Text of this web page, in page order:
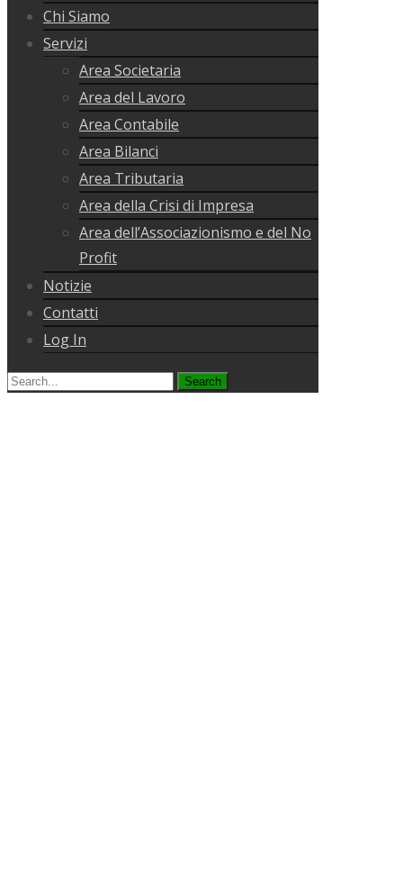
Chi Siamo
Servizi
Area Societaria
Area del Lavoro
Area Contabile
Area Bilanci
Area Tributaria
Area della Crisi di Impresa
Area dell’Associazionismo e del No
Profit
Notizie
Contatti
Log In
Search